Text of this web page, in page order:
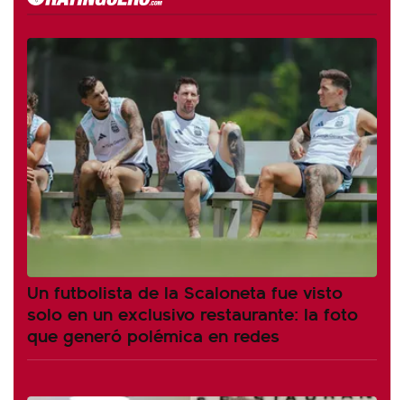
Un futbolista de la Scaloneta fue visto
solo en un exclusivo restaurante: la foto
que generó polémica en redes